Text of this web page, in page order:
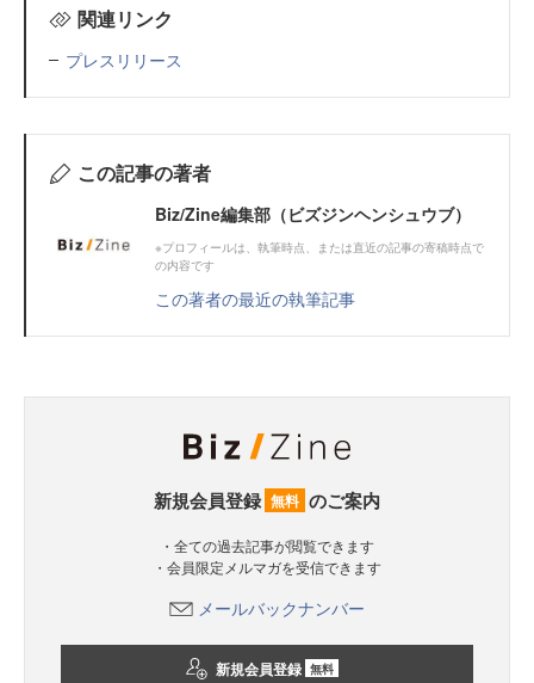
関連リンク
プレスリリース
この記事の著者
Biz/Zine編集部（ビズジンヘンシュウブ）
※プロフィールは、執筆時点、または直近の記事の寄稿時点で
の内容です
この著者の最近の執筆記事
新規会員登録 無料 のご案内
・全ての過去記事が閲覧できます
・会員限定メルマガを受信できます
メールバックナンバー
新規会員登録 無料